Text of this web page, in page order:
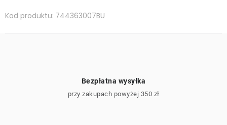
Kod produktu: 744363007BU
Bezpłatna wysyłka
przy zakupach powyżej 350 zł